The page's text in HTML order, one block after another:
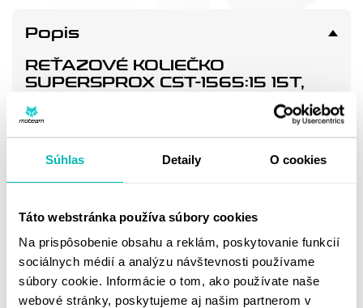
Súhlas Detaily O cookies
Táto webstránka používa súbory cookies
Na prispôsobenie obsahu a reklám, poskytovanie funkcií
sociálnych médií a analýzu návštevnosti používame
súbory cookie. Informácie o tom, ako používate naše
webové stránky, poskytujeme aj našim partnerom v
Popis
REŤAZOVÉ KOLIEČKO
SUPERSPROX CST-1565:15 15T,
Pevnější zuby = vyšší životnost řetězové sady až o 10%.
Kolečko 15z, řetěz 520.
Doprava a vrátenie
MOHLO BY SA VÁM
PÁČIŤ